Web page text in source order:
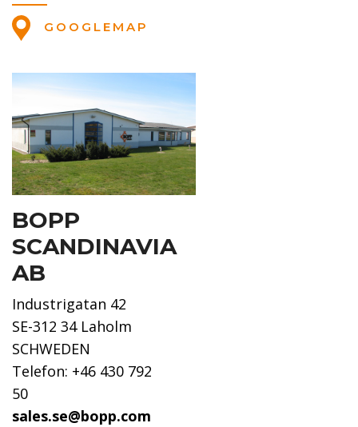
GOOGLEMAP
BOPP
SCANDINAVIA
AB
Industrigatan 42
SE-312 34 Laholm
SCHWEDEN
Telefon: +46 430 792
50
sales.se@bopp.com